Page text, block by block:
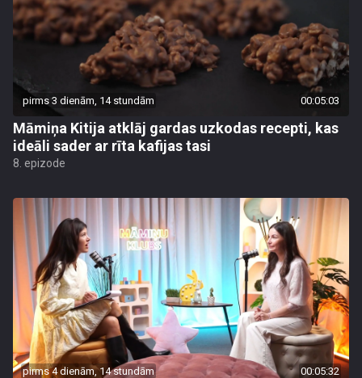
pirms 3 dienām, 14 stundām 00:05:03
Māmiņa Kitija atklāj gardas uzkodas recepti, kas
ideāli sader ar rīta kafijas tasi
8. epizode
pirms 4 dienām, 14 stundām 00:05:32